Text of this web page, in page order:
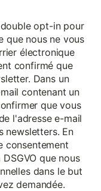
opt-in pour
que nous ne vous
électronique
confirmé que
Dans un
contenant un
que vous
l'adresse e-mail
newsletters. En
consentement
que nous
dans le but
demandée.